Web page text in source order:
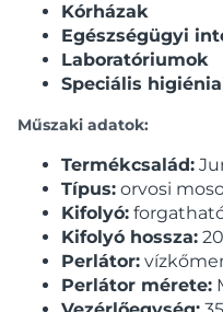
Kórházak
Egészségügyi
Laboratóriumok
Speciális
Műszaki adatok:
Termékcsalád:
Típus: orvosi
Kifolyó:
Kifolyó hossza:
Perlátor:
Perlátor mérete: